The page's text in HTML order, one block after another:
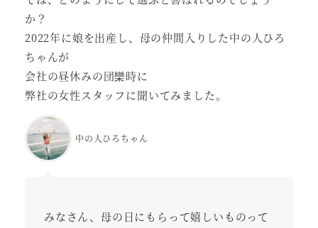
か？
2022年に娘を出産し、母の仲間入りした中の人ひろ
ちゃんが
会社の昼休みの団欒時に
弊社の女性スタッフに聞いてみました。
中の人ひろちゃん
みなさん、母の日にもらって嬉しいものって